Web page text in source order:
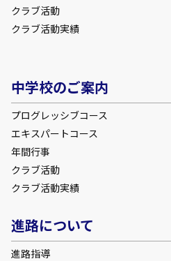
クラブ活動
クラブ活動実績
中学校のご案内
プログレッシブコース
エキスパートコース
年間行事
クラブ活動
クラブ活動実績
進路について
進路指導